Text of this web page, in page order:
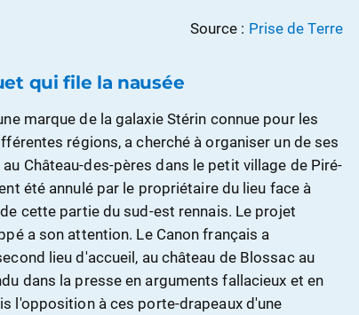
Source : Prise de Terre
qui file la nausée
marque de la galaxie Stérin connue pour les
régions, a cherché à organiser un de ses
Château-des-pères dans le petit village de Piré-
été annulé par le propriétaire du lieu face à
cette partie du sud-est rennais. Le projet
a son attention. Le Canon français a
lieu d'accueil, au château de Blossac au
dans la presse en arguments fallacieux et en
l'opposition à ces porte-drapeaux d'une